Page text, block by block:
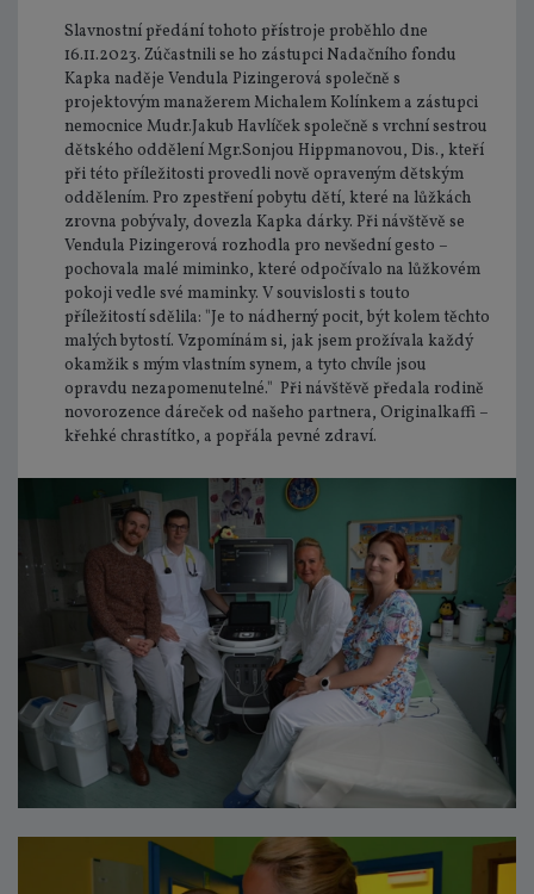
Slavnostní předání tohoto přístroje proběhlo dne
16.11.2023. Zúčastnili se ho zástupci Nadačního fondu
Kapka naděje Vendula Pizingerová společně s
projektovým manažerem Michalem Kolínkem a zástupci
nemocnice Mudr.Jakub Havlíček společně s vrchní sestrou
dětského oddělení Mgr.Sonjou Hippmanovou, Dis., kteří
při této příležitosti provedli nově opraveným dětským
oddělením. Pro zpestření pobytu dětí, které na lůžkách
zrovna pobývaly, dovezla Kapka dárky. Při návštěvě se
Vendula Pizingerová rozhodla pro nevšední gesto –
pochovala malé miminko, které odpočívalo na lůžkovém
pokoji vedle své maminky. V souvislosti s touto
příležitostí sdělila: "Je to nádherný pocit, být kolem těchto
malých bytostí. Vzpomínám si, jak jsem prožívala každý
okamžik s mým vlastním synem, a tyto chvíle jsou
opravdu nezapomenutelné." Při návštěvě předala rodině
novorozence dáreček od našeho partnera, Originalkaffi –
křehké chrastítko, a popřála pevné zdraví.